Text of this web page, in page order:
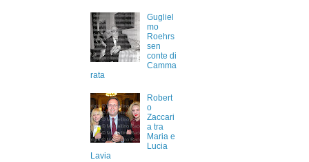
Gugliel
mo
Roehrs
sen
conte di
Camma
rata
Robert
o
Zaccari
a tra
Maria e
Lucia
Lavia